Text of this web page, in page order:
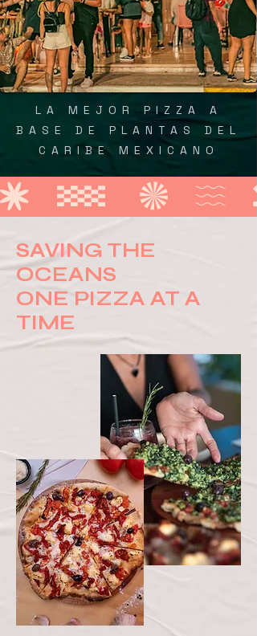
LA MEJOR PIZZA A
BASE DE PLANTAS DEL
CARIBE MEXICANO
SAVING THE
OCEANS
ONE PIZZA AT A
TIME